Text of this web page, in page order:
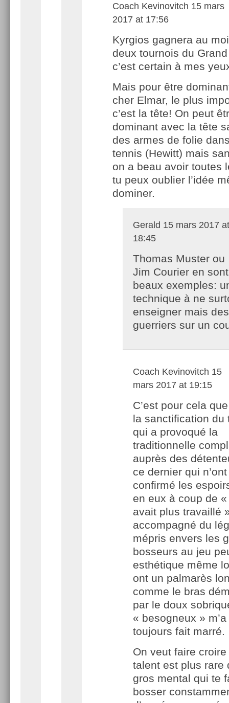
Coach Kevinovitch 15 mars
2017 at 17:56
Kyrgios gagnera au
deux tournois du
c’est certain à mes
Mais pour être
cher Elmar, le plus
c’est la tête! On peut
dominant avec la tête
des armes de folie
tennis (Hewitt) mais
on a beau avoir toutes
tu peux oublier l’idée
dominer.
Gerald 15 mars 2017 at
18:45
Thomas Muster ou
Jim Courier en
beaux exemples:
technique à ne
enseigner mais des
guerriers sur un
Coach Kevinovitch 15
mars 2017 at 19:15
C’est pour cela que
la sanctification du
qui a provoqué la
traditionnelle
auprès des
ce dernier qui
confirmé les
en eux à coup de «
avait plus travaillé
accompagné du
mépris envers les
bosseurs au jeu
esthétique même
ont un palmarès
comme le bras
par le doux
« besogneux » m’a
toujours fait marré.
On veut faire
talent est plus rare
gros mental qui te
bosser